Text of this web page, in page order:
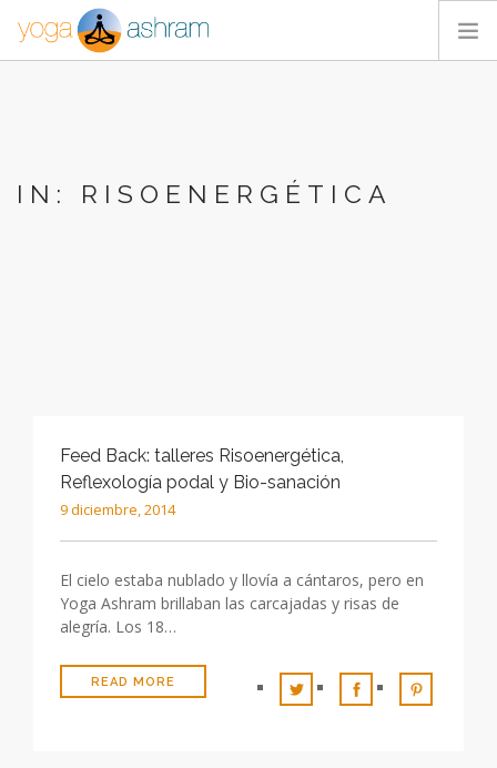
CONTACTA
IN: RISOENERGÉTICA
Feed Back: talleres Risoenergética,
Reflexología podal y Bio-sanación
9 diciembre, 2014
El cielo estaba nublado y llovía a cántaros, pero en
Yoga Ashram brillaban las carcajadas y risas de
alegría. Los 18…
READ MORE